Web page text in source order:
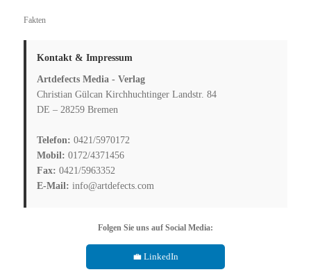
Fakten
Kontakt & Impressum
Artdefects Media - Verlag
Christian Gülcan Kirchhuchtinger Landstr. 84
DE – 28259 Bremen
Telefon: 0421/5970172
Mobil: 0172/4371456
Fax: 0421/5963352
E-Mail: info@artdefects.com
Folgen Sie uns auf Social Media:
💼 LinkedIn